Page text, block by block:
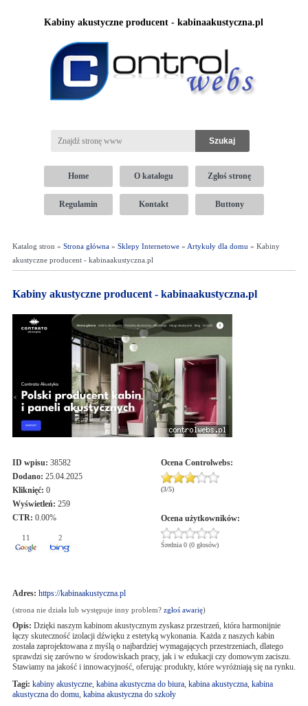
Kabiny akustyczne producent - kabinaakustyczna.pl
Home O katalogu Zgłoś stronę
Regulamin Kontakt Buttony
Katalog stron » Strona główna» Sklepy Internetowe» Artykuły dla domu » Kabiny
akustyczne producent - kabinaakustyczna.pl
Kabiny akustyczne producent - kabinaakustyczna.pl
ID wpisu: 38582
Dodano: 25.04.2025
Kliknięć: 0
Wyświetleń: 259
CTR: 0.00%
11 2
Ocena Controlwebs:
(3/5)
Ocena użytkowników:
Średnia 0 (0 głosów)
Adres: https://kabinaakustyczna.pl
(strona nie działa lub występuje inny problem? zgłoś awarię)
Opis: Dzięki naszym kabinom akustycznym zyskasz przestrzeń, która harmonijnie
łączy skuteczność izolacji dźwięku z estetyką wykonania. Każda z naszych kabin
została zaprojektowana z myślą o najbardziej wymagających przestrzeniach, dlatego
sprawdzi się zarówno w środowiskach pracy, jak i w edukacji czy domowym zaciszu.
Stawiamy na jakość i innowacyjność, oferując produkty, które wyróżniają się na rynku.
Tagi: kabiny akustyczne, kabina akustyczna do biura, kabina akustyczna, kabina
akustyczna do domu, kabina akustyczna do szkoły